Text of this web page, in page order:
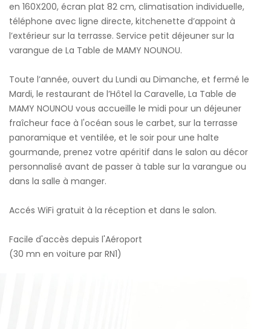
en 160X200, écran plat 82 cm, climatisation individuelle,
téléphone avec ligne directe, kitchenette d’appoint à
l’extérieur sur la terrasse. Service petit déjeuner sur la
varangue de La Table de MAMY NOUNOU.
Toute l’année, ouvert du Lundi au Dimanche, et fermé le
Mardi, le restaurant de l’Hôtel la Caravelle, La Table de
MAMY NOUNOU vous accueille le midi pour un déjeuner
fraîcheur face à l'océan sous le carbet, sur la terrasse
panoramique et ventilée, et le soir pour une halte
gourmande, prenez votre apéritif dans le salon au décor
personnalisé avant de passer à table sur la varangue ou
dans la salle à manger.
Accés WiFi gratuit à la réception et dans le salon.
Facile d'accès depuis l'Aéroport
(30 mn en voiture par RN1)